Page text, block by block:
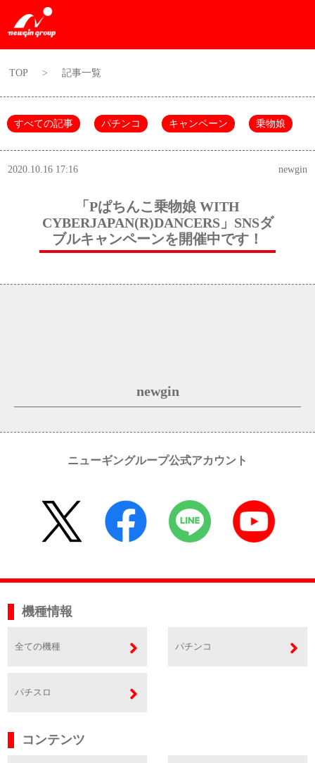
TOP > 記事一覧
すべての記事 パチンコ キャンペーン 乗物娘
2020.10.16 17:16 newgin
「Pぱちんこ乗物娘 WITH
CYBERJAPAN(R)DANCERS」SNSダ
ブルキャンペーンを開催中です！
newgin
ニューギングループ公式アカウント
機種情報
全ての機種 パチンコ
パチスロ
コンテンツ